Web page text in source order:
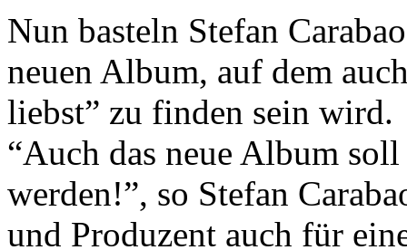
Nun basteln Stefan
neuen Album, auf dem
liebst” zu finden sein wird.
“Auch das neue Album
werden!”, so Stefan
und Produzent auch für